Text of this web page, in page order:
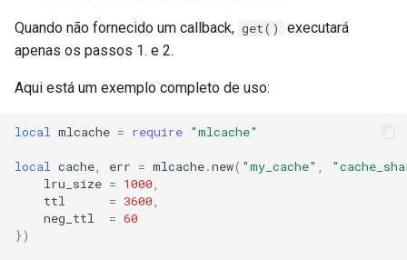
Quando não fornecido um callback, get()
executará
apenas os passos 1. e 2.
Aqui está um exemplo completo de uso:
local mlcache = require "mlcache"
local cache err = mlcache.new( "my_cache"
lru_size = 1000
ttl
= 3600
neg_ttl
= 60
})